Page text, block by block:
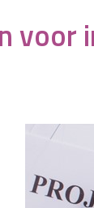
voor